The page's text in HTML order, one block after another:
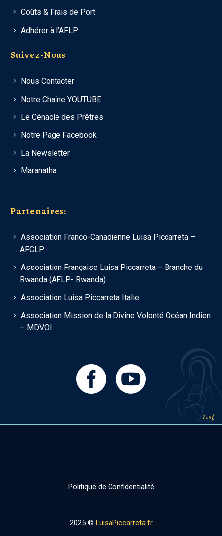
Coûts & Frais de Port
Adhérer à l’AFLP
Suivez-Nous
Nous Contacter
Notre Chaîne YOUTUBE
Le Cénacle des Prêtres
Notre Page Facebook
La Newsletter
Maranatha
Partenaires:
Association Franco-Canadienne Luisa Piccarreta –
AFCLP
Association Française Luisa Piccarreta – Branche du
Rwanda (AFLP- Rwanda)
Association Luisa Piccarreta Italie
Association Mission de la Divine Volonté Océan Indien
– MDVOI
Politique de Confidentialité
2025 © LuisaPiccarreta.fr